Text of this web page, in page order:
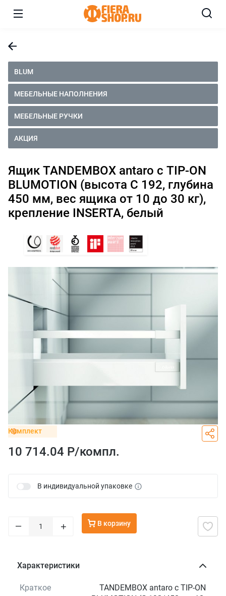
BLUM
МЕБЕЛЬНЫЕ НАПОЛНЕНИЯ
МЕБЕЛЬНЫЕ РУЧКИ
АКЦИЯ
Ящик TANDEMBOX antaro с TIP-ON
BLUMOTION (высота С 192, глубина
450 мм, вес ящика от 10 до 30 кг),
крепление INSERTA, белый
Комплект
10 714.04 Р/компл.
В индивидуальной упаковке
– + В корзину
Характеристики
Краткое
TANDEMBOX antaro с TIP-ON